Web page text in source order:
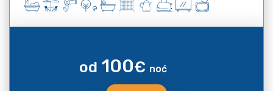
od 100€ noć